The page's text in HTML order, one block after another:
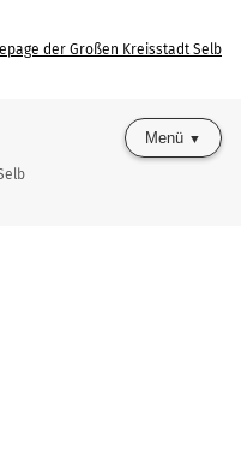
der Großen Kreisstadt Selb
Menü